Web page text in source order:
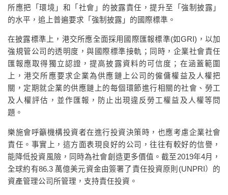
所應把「環境」和「社會」的披露責任，提升至「強制披露」
的水平，追上普遍要求「強制披露」的國際標準。
在披露標準上，港交所應全面採用國際匯報標準(如GRI)，以加
強規管公司的透明度，與國際標準接軌；同時，企業社會責任
匯報應取得獨立認證，提高披露資料的可信度；在涵蓋範圍
上，港交所應要求企業為供應鏈上公司的僱傭權益及人權把
關，定期就企業的供應鏈上的每個環節進行相關的社會、勞工
及人權評估，並作匯報，防止出現違反勞工權益及人權等問
題。
樂施會呼籲機構投資者在進行投資決策時，也應考慮企業社會
責任。事實上，這方面表現良好的公司，往往有較好的信譽，
能降低投資風險，同時為社會創造更多價值。截至2019年4月，
全球約有86.3 萬億美元資金由簽署了責任投資原則(UNPRI）的
資產管理公司所管理，支持責任投資。